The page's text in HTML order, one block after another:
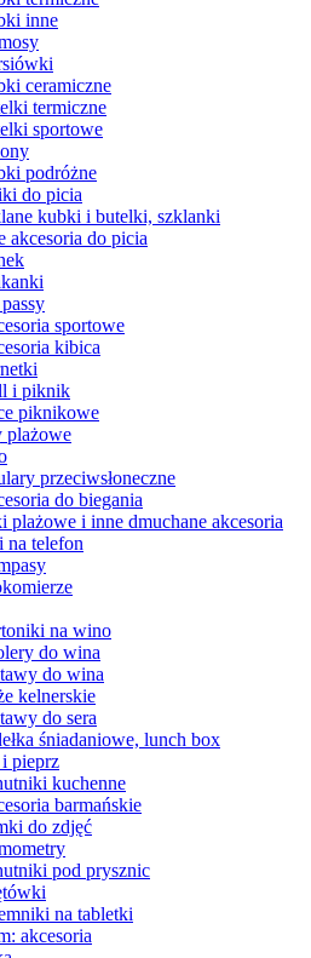
inne
ceramiczne
termiczne
sportowe
podróżne
do picia
kubki i butelki, szklanki
akcesoria do picia
sportowe
kibica
i piknik
piknikowe
plażowe
przeciwsłoneczne
do biegania
plażowe i inne dmuchane akcesoria
na telefon
na wino
do wina
do wina
kelnerskie
do sera
śniadaniowe, lunch box
pieprz
kuchenne
barmańskie
do zdjęć
pod prysznic
na tabletki
akcesoria